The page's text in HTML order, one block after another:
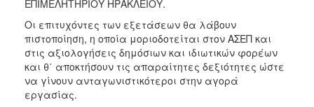
2015
2012
2011
ΕΠΙΜΕΛΗΤΗΡΙΟΥ ΗΡΑΚΛΕΙΟΥ.
Οι επιτυχόντες των εξετάσεων θα λάβουν
πιστοποίηση, η οποία μοριοδοτείται στον ΑΣΕΠ και
στις αξιολογήσεις δημόσιων και ιδιωτικών φορέων
και θ΄ αποκτήσουν τις απαραίτητες δεξιότητες ώστε
να γίνουν ανταγωνιστικότεροι στην αγορά
εργασίας.